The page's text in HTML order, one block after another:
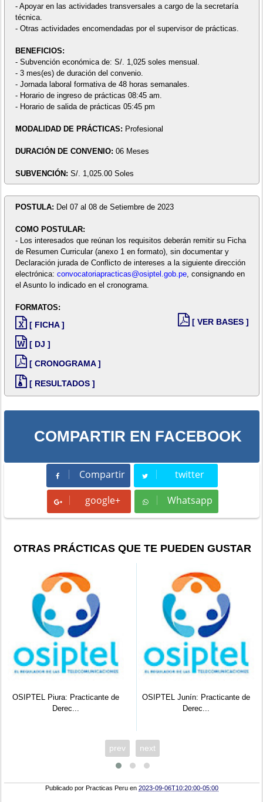
- Apoyar en las actividades transversales a cargo de la secretaría
técnica.
- Otras actividades encomendadas por el supervisor de prácticas.
BENEFICIOS:
- Subvención económica de: S/. 1,025 soles mensual.
- 3 mes(es) de duración del convenio.
- Jornada laboral formativa de 48 horas semanales.
- Horario de ingreso de prácticas 08:45 am.
- Horario de salida de prácticas 05:45 pm
MODALIDAD DE PRÁCTICAS: Profesional
DURACIÓN DE CONVENIO: 06 Meses
SUBVENCIÓN: S/. 1,025.00 Soles
POSTULA: Del 07 al 08 de Setiembre de 2023
COMO POSTULAR:
- Los interesados que reúnan los requisitos deberán remitir su Ficha
de Resumen Curricular (anexo 1 en formato), sin documentar y
Declaración jurada de Conflicto de intereses a la siguiente dirección
electrónica: convocatoriapracticas@osiptel.gob.pe, consignando en
el Asunto lo indicado en el cronograma.
FORMATOS:
[ FICHA ]
[ DJ ]
[ CRONOGRAMA ]
[ RESULTADOS ]
[ VER BASES ]
COMPARTIR EN FACEBOOK
Compartir
Compartir twitter
Tweet
google+ Whatsapp
Whatsapp
OTRAS PRÁCTICAS QUE TE PUEDEN GUSTAR
OSIPTEL Piura: Practicante de
Derec...
OSIPTEL Junín: Practicante de
Derec...
prev next
Publicado porPracticas Peru en2023-09-06T10:20:00-05:00